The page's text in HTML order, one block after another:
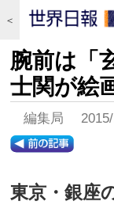
＜
腕前は「
士関が絵
編集局
東京・銀座